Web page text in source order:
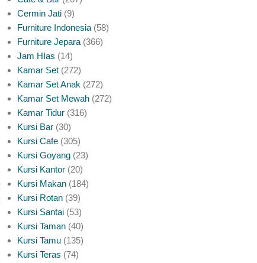
Cermin Jati 9
Furniture Indonesia 58
Furniture Jepara 366
Jam HIas 14
Kamar Set 272
Kamar Set Anak 272
Kamar Set Mewah 272
Kamar Tidur 316
Kursi Bar 30
Kursi Cafe 305
Kursi Goyang 23
Kursi Kantor 20
Kursi Makan 184
Kursi Rotan 39
Kursi Santai 53
Kursi Taman 40
Kursi Tamu 135
Kursi Teras 74